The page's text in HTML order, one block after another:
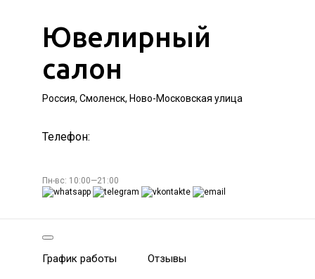
Ювелирный
салон
Россия, Смоленск, Ново-Московская улица
Телефон:
Пн-вс: 10:00—21:00
График работы Отзывы